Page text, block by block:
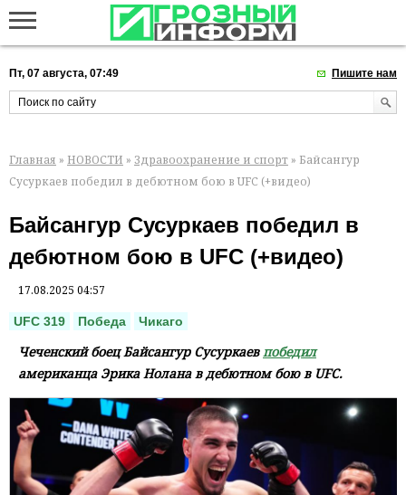
Пт, 07 августа, 07:49 Пишите нам
Главная » НОВОСТИ » Здравоохранение и спорт » Байсангур
Сусуркаев победил в дебютном бою в UFC (+видео)
Байсангур Сусуркаев победил в
дебютном бою в UFC (+видео)
17.08.2025 04:57
UFC 319 Победа Чикаго
Чеченский боец Байсангур Сусуркаевпобедил
американца Эрика Нолана в дебютном бою в UFC.